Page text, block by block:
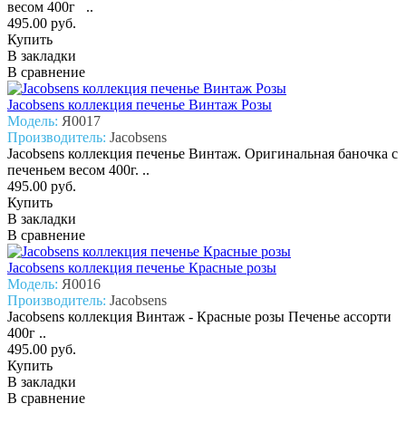
весом 400г ..
495.00 руб.
Купить
В закладки
В сравнение
Jacobsens коллекция печенье Винтаж Розы
Модель: Я0017
Производитель: Jacobsens
Jacobsens коллекция печенье Винтаж. Оригинальная баночка с
печеньем весом 400г. ..
495.00 руб.
Купить
В закладки
В сравнение
Jacobsens коллекция печенье Красные розы
Модель: Я0016
Производитель: Jacobsens
Jacobsens коллекция Винтаж - Красные розы Печенье ассорти
400г ..
495.00 руб.
Купить
В закладки
В сравнение